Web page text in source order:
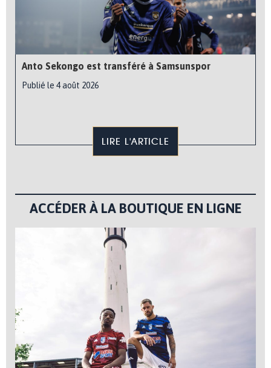
Anto Sekongo est transféré à Samsunspor
Publié le 4 août 2026
LIRE L'ARTICLE
ACCÉDER À LA BOUTIQUE EN LIGNE